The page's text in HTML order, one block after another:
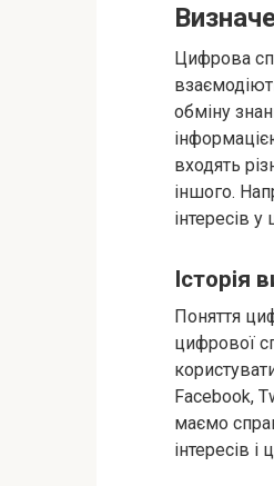
Цифрова
обміну
входять
іншого.
інтересів
Історія
Поняття
цифрової
Facebook,
маємо
інтересів і